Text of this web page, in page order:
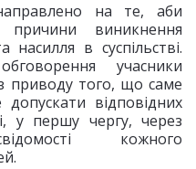
на те, аби
виникнення
насилля в суспільстві.
учасники
приводу того, що саме
відповідних
у першу чергу, через
кожного